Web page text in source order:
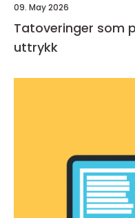
09. May 2026
Tatoveringer som
uttrykk